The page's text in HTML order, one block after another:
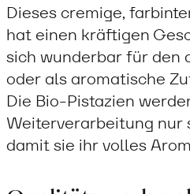
Dieses cremige,
hat einen kräftigen
sich wunderbar für den
oder als aromatische
Die Bio-Pistazien
Weiterverarbeitung nur
damit sie ihr volles